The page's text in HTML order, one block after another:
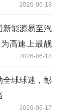
2026-06-18
新能源易至汽
高速上最靓
2026-06-18
全球球迷，彰
2026-06-17